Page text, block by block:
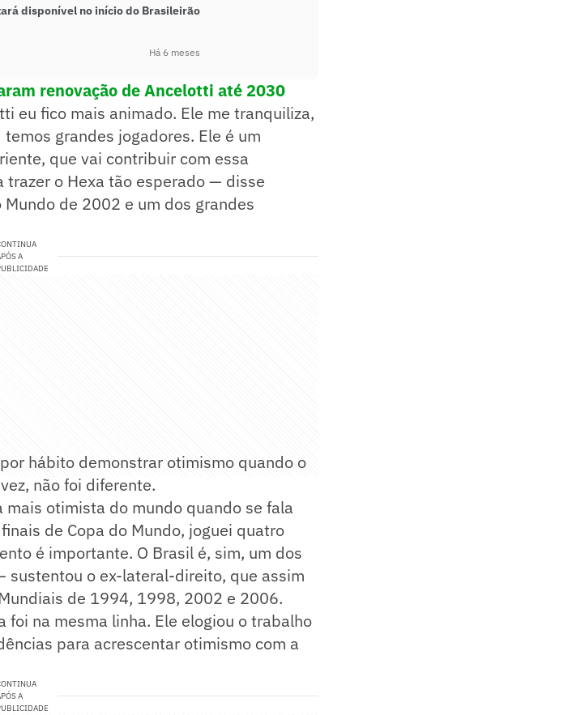
disponível no início do Brasileirão
Há 6 meses
renovação de Ancelotti até 2030
eu fico mais animado. Ele me tranquiliza,
grandes jogadores. Ele é um
que vai contribuir com essa
trazer o Hexa tão esperado — disse
de 2002 e um dos grandes
A
hábito demonstrar otimismo quando o
não foi diferente.
otimista do mundo quando se fala
de Copa do Mundo, joguei quatro
é importante. O Brasil é, sim, um dos
sustentou o ex-lateral-direito, que assim
de 1994, 1998, 2002 e 2006.
foi na mesma linha. Ele elogiou o trabalho
para acrescentar otimismo com a
A